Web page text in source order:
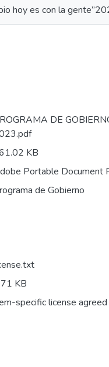
hoy es con la
DE
KB
Portable Document
de Gobierno
KB
specific license